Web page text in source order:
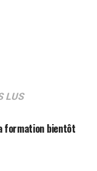
LUS
formation bientôt